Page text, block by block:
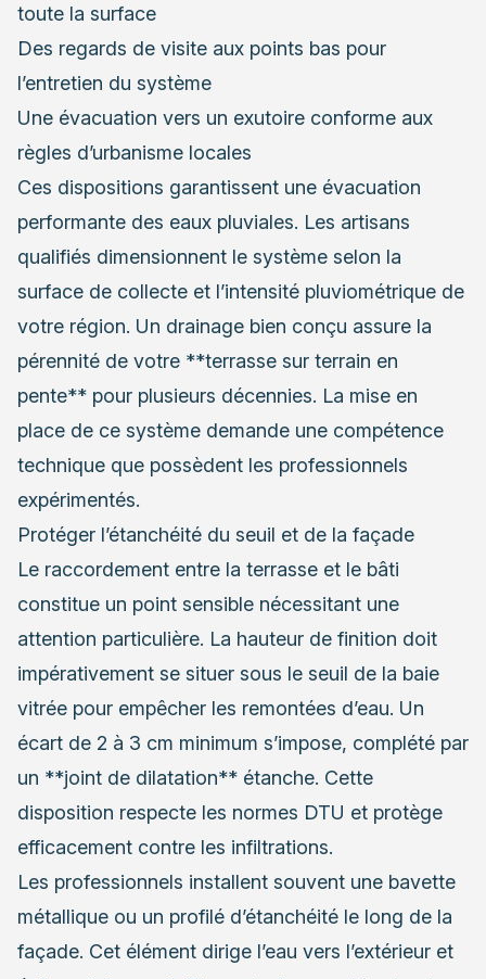
toute la surface
Des regards de visite aux points bas pour
l’entretien du système
Une évacuation vers un exutoire conforme aux
règles d’urbanisme locales
Ces dispositions garantissent une évacuation
performante des eaux pluviales. Les artisans
qualifiés dimensionnent le système selon la
surface de collecte et l’intensité pluviométrique de
votre région. Un drainage bien conçu assure la
pérennité de votre **terrasse sur terrain en
pente** pour plusieurs décennies. La mise en
place de ce système demande une compétence
technique que possèdent les professionnels
expérimentés.
Protéger l’étanchéité du seuil et de la façade
Le raccordement entre la terrasse et le bâti
constitue un point sensible nécessitant une
attention particulière. La hauteur de finition doit
impérativement se situer sous le seuil de la baie
vitrée pour empêcher les remontées d’eau. Un
écart de 2 à 3 cm minimum s’impose, complété par
un **joint de dilatation** étanche. Cette
disposition respecte les normes DTU et protège
efficacement contre les infiltrations.
Les professionnels installent souvent une bavette
métallique ou un profilé d’étanchéité le long de la
façade. Cet élément dirige l’eau vers l’extérieur et